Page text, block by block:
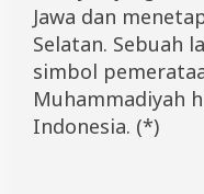
Jawa dan
Selatan. Sebuah
simbol
Muhammadiyah
Indonesia. (*)